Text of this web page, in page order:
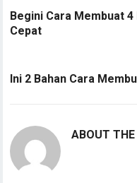
Begini Cara Membuat
Cepat
Ini 2 Bahan Cara
ABOUT